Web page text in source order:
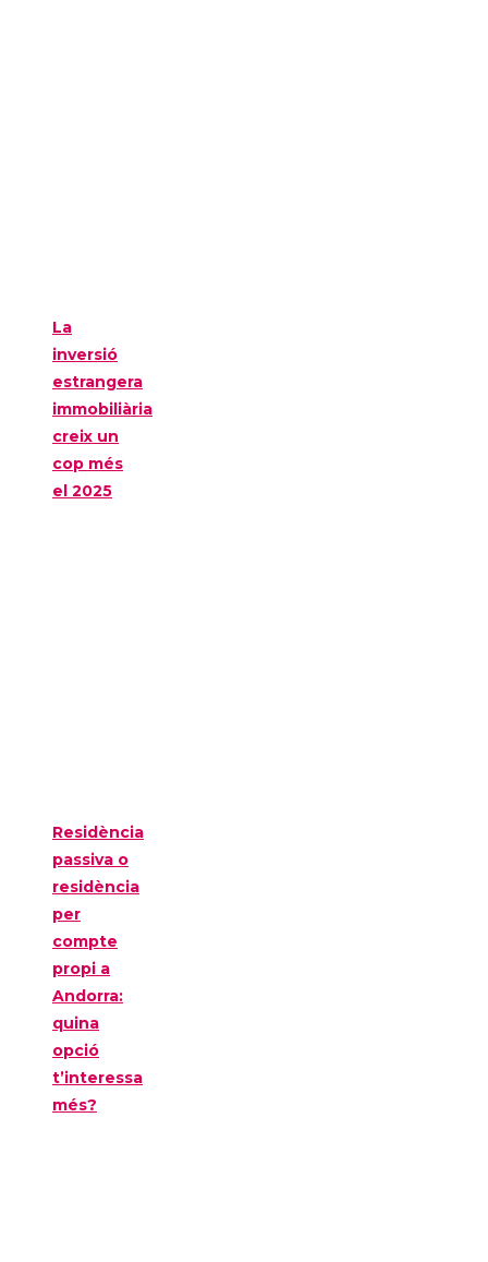
La
inversió
estrangera
immobiliària
creix un
cop més
el 2025
Residència
passiva o
residència
per
compte
propi a
Andorra:
quina
opció
t’interessa
més?